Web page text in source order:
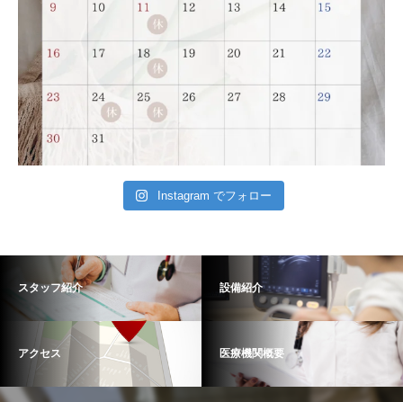
Instagram でフォロー
スタッフ紹介 設備紹介
アクセス 医療機関概要